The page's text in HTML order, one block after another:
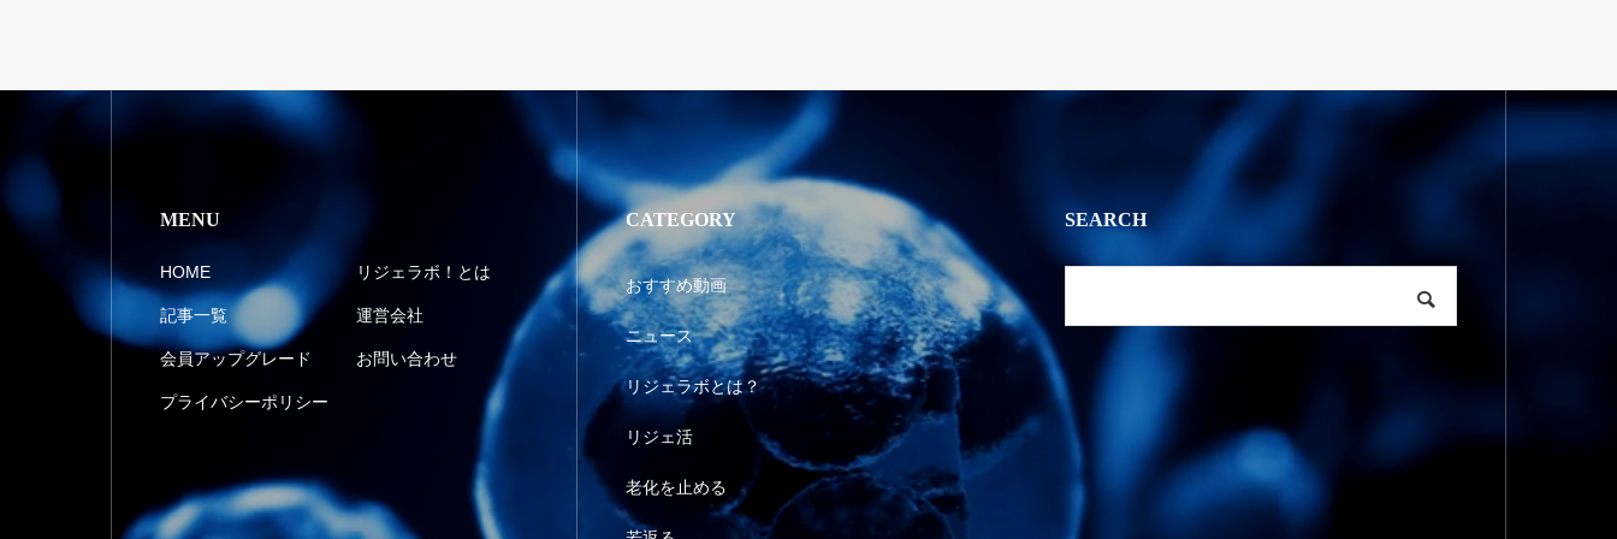
MENU
HOME リジェラボ！とは
記事一覧 運営会社
会員アップグレード お問い合わせ
プライバシーポリシー
CATEGORY
おすすめ動画
ニュース
リジェラボとは？
リジェ活
老化を止める
SEARCH